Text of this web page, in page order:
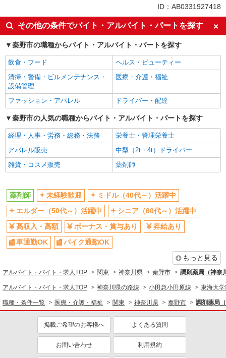
同じ特徴から東海大学前駅の求人を探す
未経験歓迎
ミドル（40代～）活躍中
エルダー（50代～）活躍中
シニア（60代～）活躍中
高収入・高額
ボーナス・賞与あり
昇給あり
車通勤OK
バイク通勤OK
交通費支給
社会保険あり
医療・介護・福祉
薬剤師
未経験歓迎
ミドル（40代～）活躍中
ボーナス・賞与あり
車通勤OK
交通費支給
社会保険あり
ID：AB0331927418
その他の条件でバイト・アルバイト・パートを探す
秦野市の職種からバイト・アルバイト・パートを探す
飲食・フード
ヘルス・ビューティー
清掃・警備・ビルメンテナンス・
設備管理
医療・介護・福祉
ファッション・アパレル ドライバー・配達
秦野市の人気の職種からバイト・アルバイト・パートを探す
経理・人事・労務・総務・法務
栄養士・管理栄養士
アパレル販売
中型（2t・4t）ドライバー
雑貨・コスメ販売
薬剤師
薬剤師 未経験歓迎
ミドル（40代～）活躍中
エルダー（50代～）活躍中
シニア（60代～）活躍中
高収入・高額
ボーナス・賞与あり
昇給あり
車通勤OK
バイク通勤OK
もっと見る
アルバイト・バイト・求人TOP 関東 神奈川県 秦野市 調剤薬局（神奈
アルバイト・バイト・求人TOP 神奈川県の路線 小田急小田原線 東海大
職種・条件一覧 医療・介護・福祉 関東 神奈川県 秦野市 調剤薬局
掲載ご希望のお客様へ よくある質問
お問い合わせ 利用規約